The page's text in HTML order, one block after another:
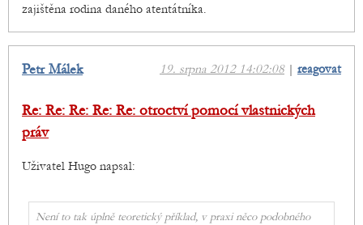
zajištěna rodina daného atentátníka.
19. srpna 2012 14:02:08| reagovat
Petr Málek
Re: Re: Re: Re: Re: otroctví pomocí vlastnických
práv
Uživatel Hugo napsal:
Není to tak úplně teoretický příklad, v praxi něco podobného